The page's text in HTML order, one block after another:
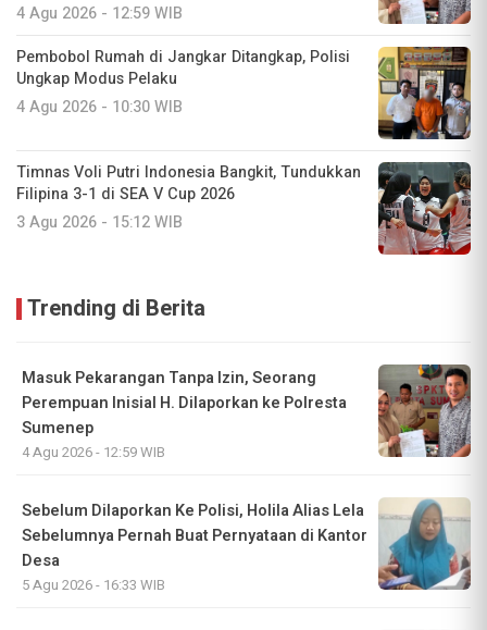
4 Agu 2026 - 12:59 WIB
Pembobol Rumah di Jangkar Ditangkap, Polisi
Ungkap Modus Pelaku
4 Agu 2026 - 10:30 WIB
Timnas Voli Putri Indonesia Bangkit, Tundukkan
Filipina 3-1 di SEA V Cup 2026
3 Agu 2026 - 15:12 WIB
Trending di Berita
Masuk Pekarangan Tanpa Izin, Seorang
Perempuan Inisial H. Dilaporkan ke Polresta
Sumenep
4 Agu 2026 - 12:59 WIB
Sebelum Dilaporkan Ke Polisi, Holila Alias Lela
Sebelumnya Pernah Buat Pernyataan di Kantor
Desa
5 Agu 2026 - 16:33 WIB